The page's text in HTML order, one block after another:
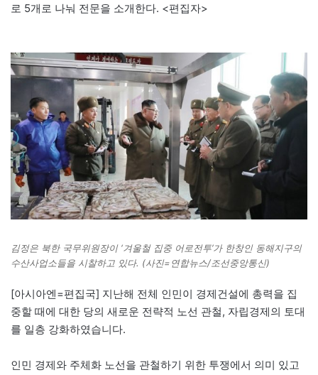
로 5개로 나눠 전문을 소개한다. <편집자>
김정은 북한 국무위원장이 ‘겨울철 집중 어로전투’가 한창인 동해지구의
수산사업소들을 시찰하고 있다. (사진=연합뉴스/조선중앙통신)
[아시아엔=편집국] 지난해 전체 인민이 경제건설에 총력을 집
중할 때에 대한 당의 새로운 전략적 노선 관철, 자립경제의 토대
를 일층 강화하였습니다.
인민 경제와 주체화 노선을 관철하기 위한 투쟁에서 의미 있고